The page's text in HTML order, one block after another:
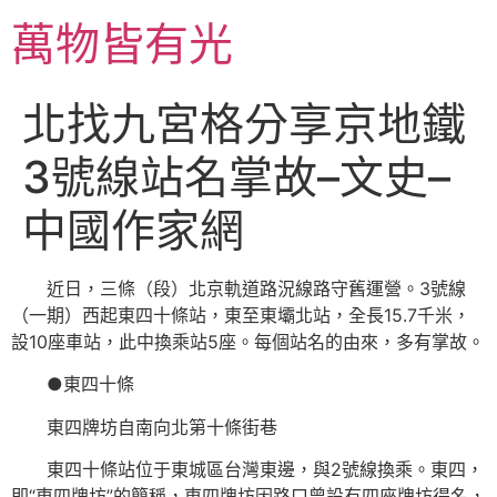
主萬物皆有光
北找九宮格分享京地鐵
3號線站名掌故–文史–
中國作家網
近日，三條（段）北京軌道路況線路守舊運營。3號線
（一期）西起東四十條站，東至東壩北站，全長15.7千米，
設10座車站，此中換乘站5座。每個站名的由來，多有掌故。
●東四十條
東四牌坊自南向北第十條街巷
東四十條站位于東城區台灣東邊，與2號線換乘。東四，